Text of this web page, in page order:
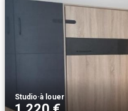
Studio·à louer